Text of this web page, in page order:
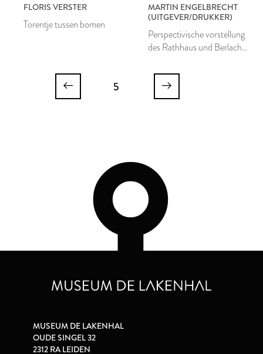
FLORIS VERSTER
Torentje tussen bomen
MARTIN ENGELBRECHT
(UITGEVER/DRUKKER)
Perspectivische vorstellung
des Rathhaus und Berlach-
5
MUSEUM DE LAKENHAL
OUDE SINGEL 32
2312 RA LEIDEN